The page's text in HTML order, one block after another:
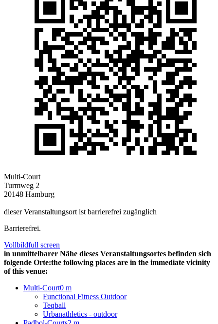
Multi-Court
Turmweg 2
20148 Hamburg
dieser Veranstaltungsort ist barrierefrei zugänglich
Barrierefrei.
Vollbildfull screen
in unmittelbarer Nähe dieses Veranstaltungsortes befinden sich
folgende Orte:the following places are in the immediate vicinity
of this venue:
Multi-Court0 m
Functional Fitness Outdoor
Teqball
Urbanathletics - outdoor